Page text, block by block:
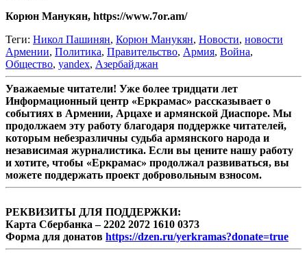
Корюн Манукян, https://www.7or.am/
Теги: Никол Пашинян, Корюн Манукян, Новости, новости
Армении, Политика, Правительство, Армия, Война,
Общество, yandex, Азербайджан
Уважаемые читатели! Уже более тридцати лет
Информационный центр «Еркрамас» рассказывает о
событиях в Армении, Арцахе и армянской Диаспоре. Мы
продолжаем эту работу благодаря поддержке читателей,
которым небезразличны судьба армянского народа и
независимая журналистика. Если вы цените нашу работу
и хотите, чтобы «Еркрамас» продолжал развиваться, вы
можете поддержать проект добровольным взносом.
РЕКВИЗИТЫ ДЛЯ ПОДДЕРЖКИ:
Карта Сбербанка – 2202 2072 1610 0373
Форма для донатов https://dzen.ru/yerkramas?donate=true